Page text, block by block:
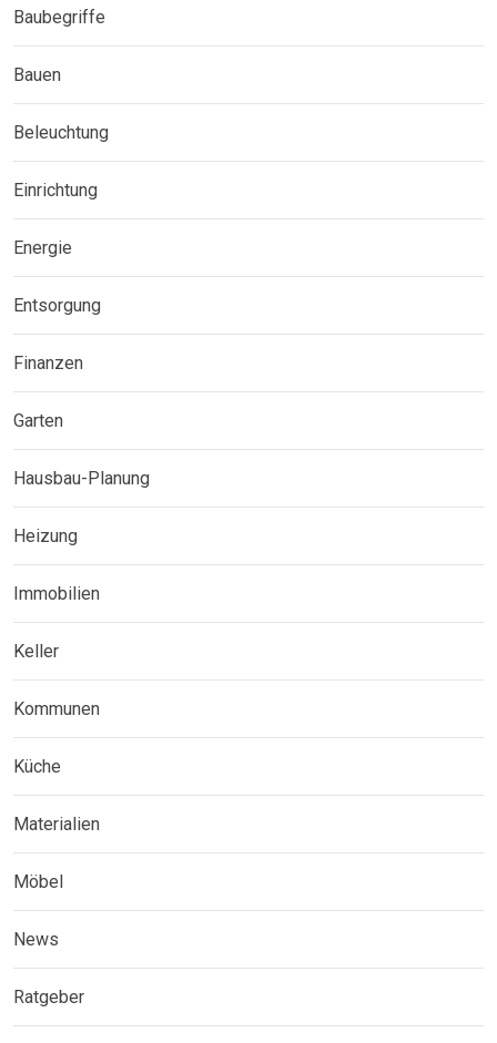
Baubegriffe
Bauen
Beleuchtung
Einrichtung
Energie
Entsorgung
Finanzen
Garten
Hausbau-Planung
Heizung
Immobilien
Keller
Kommunen
Küche
Materialien
Möbel
News
Ratgeber